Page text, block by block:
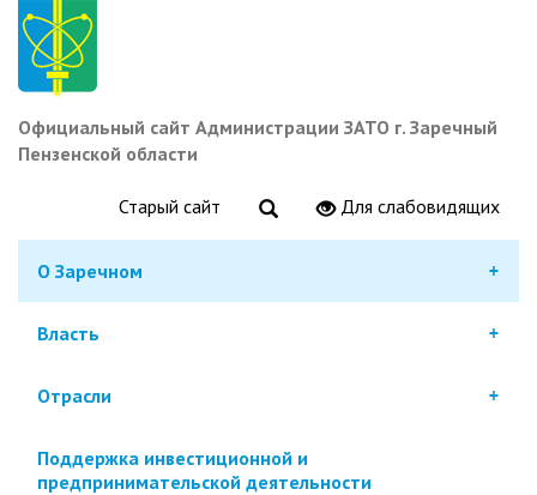
Перейти
основному
содержанию
Официальный сайт Администрации ЗАТО г. Заречный
Пензенской области
Старый сайт Для слабовидящих
О Заречном
Власть
Отрасли
Поддержка инвестиционной и
предпринимательской деятельности